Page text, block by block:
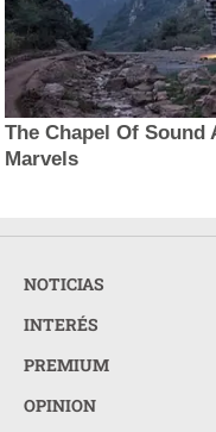
The Chapel Of
Marvels
NOTICIAS
INTERÉS
PREMIUM
OPINION